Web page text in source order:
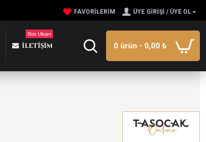
FAVORILERIM ÜYE GIRIŞI / ÜYE OL
İLETIŞIM
Bize Ulaşın
0 ürün - 0,00 ₺